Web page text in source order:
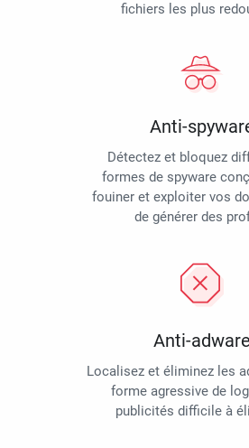
fichiers les plus
Anti-
Détectez et bloquez
formes de spyware
fouiner et exploiter vos
de générer des
Anti-adware
Localisez et éliminez les
forme agressive de
publicités difficile à